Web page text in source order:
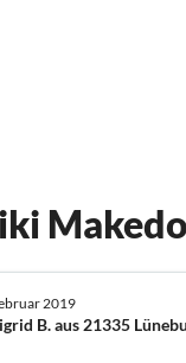
2019
B. aus 21335